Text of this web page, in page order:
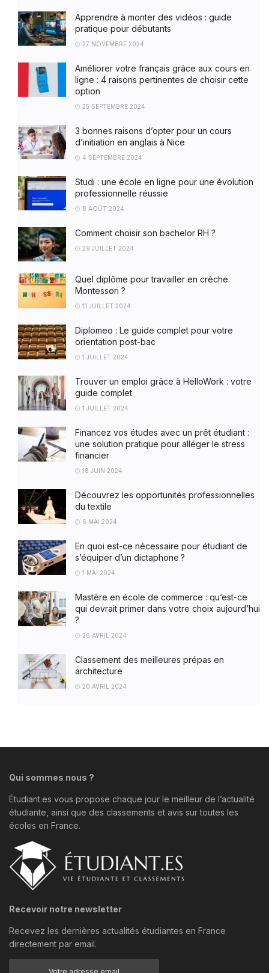
Apprendre à monter des vidéos : guide
pratique pour débutants
27 NOVEMBRE 2024
Améliorer votre français grâce aux cours en
ligne : 4 raisons pertinentes de choisir cette
option
25 SEPTEMBRE 2024
3 bonnes raisons d’opter pour un cours
d’initiation en anglais à Nice
4 SEPTEMBRE 2024
Studi : une école en ligne pour une évolution
professionnelle réussie
8 AOÛT 2024
Comment choisir son bachelor RH ?
29 JUILLET 2024
Quel diplôme pour travailler en crèche
Montessori ?
11 JUILLET 2024
Diplomeo : Le guide complet pour votre
orientation post-bac
1 JUILLET 2024
Trouver un emploi grâce à HelloWork : votre
guide complet
1 JUILLET 2024
Financez vos études avec un prêt étudiant :
une solution pratique pour alléger le stress
financier
18 JUIN 2024
Découvrez les opportunités professionnelles
du textile
6 MAI 2024
En quoi est-ce nécessaire pour étudiant de
s’équiper d’un dictaphone ?
1 MAI 2024
Mastère en école de commerce : qu’est-ce
qui devrait primer dans votre choix aujourd’hui
?
26 AVRIL 2024
Classement des meilleures prépas en
architecture
20 AVRIL 2024
Qui sommes nous ?
Étudiant.es vous propose chaque jour le meilleur de l’actualité
étudiante, ainsi que des classements et avis sur toutes les
écoles en France.
Recevoir notre newsletter
Recevez les dernières actualités étudiantes en France
directement par email.